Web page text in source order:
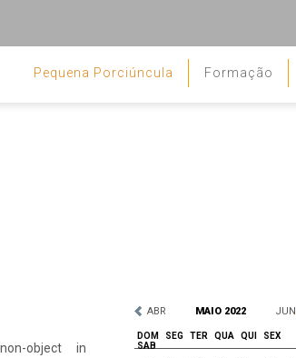
Pequena Porciúncula Formação
ABR MAIO 2022 JUN
DOM SEG TER QUA QUI
SEX
SAB
object in